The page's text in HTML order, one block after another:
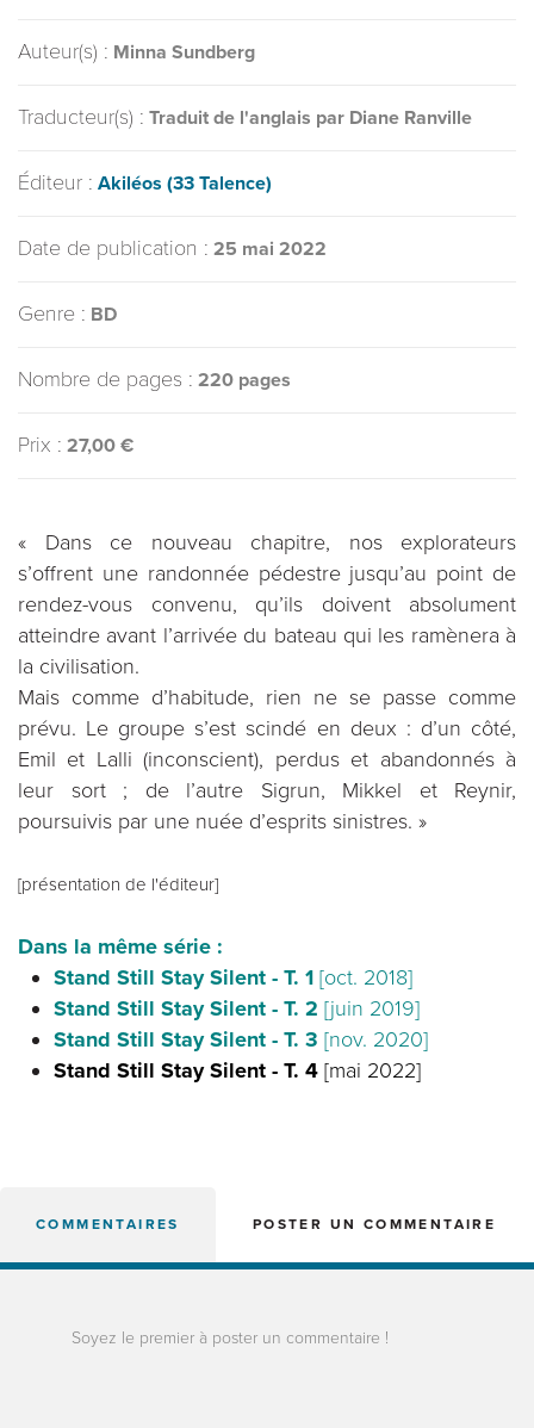
Auteur(s) : Minna Sundberg
Traducteur(s) : Traduit de l'anglais par Diane Ranville
Éditeur : Akiléos (33 Talence)
Date de publication : 25 mai 2022
Genre : BD
Nombre de pages : 220 pages
Prix : 27,00 €
« Dans ce nouveau chapitre, nos explorateurs
s’offrent une randonnée pédestre jusqu’au point de
rendez-vous convenu, qu’ils doivent absolument
atteindre avant l’arrivée du bateau qui les ramènera à
la civilisation.
Mais comme d’habitude, rien ne se passe comme
prévu. Le groupe s’est scindé en deux : d’un côté,
Emil et Lalli (inconscient), perdus et abandonnés à
leur sort ; de l’autre Sigrun, Mikkel et Reynir,
poursuivis par une nuée d’esprits sinistres. »
[présentation de l'éditeur]
Dans la même série :
Stand Still Stay Silent - T. 1 [oct. 2018]
Stand Still Stay Silent - T. 2 [juin 2019]
Stand Still Stay Silent - T. 3 [nov. 2020]
Stand Still Stay Silent - T. 4 [mai 2022]
COMMENTAIRES POSTER UN COMMENTAIRE
Soyez le premier à poster un commentaire !